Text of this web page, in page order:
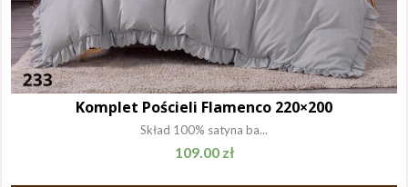
Komplet Pościeli Flamenco 220×200
Skład 100% satyna ba...
109.00 zł